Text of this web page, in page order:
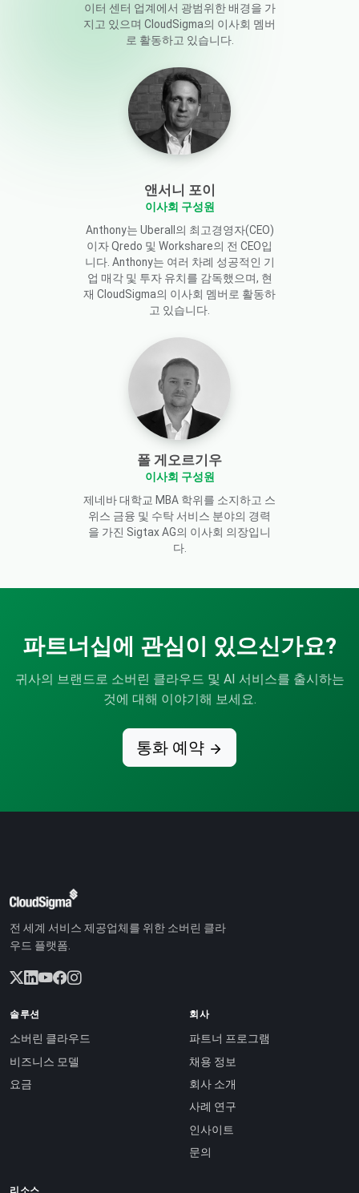
이터 센터 업계에서 광범위한 배경을 가
지고 있으며 CloudSigma의 이사회 멤버
로 활동하고 있습니다.
앤서니 포이
이사회 구성원
Anthony는 Uberall의 최고경영자(CEO)
이자 Qredo 및 Workshare의 전 CEO입
니다. Anthony는 여러 차례 성공적인 기
업 매각 및 투자 유치를 감독했으며, 현
재 CloudSigma의 이사회 멤버로 활동하
고 있습니다.
폴 게오르기우
이사회 구성원
제네바 대학교 MBA 학위를 소지하고 스
위스 금융 및 수탁 서비스 분야의 경력
을 가진 Sigtax AG의 이사회 의장입니
다.
파트너십에 관심이 있으신가요?
귀사의 브랜드로 소버린 클라우드 및 AI 서비스를 출시하는
것에 대해 이야기해 보세요.
통화 예약
전 세계 서비스 제공업체를 위한 소버린 클라
우드 플랫폼.
솔루션
소버린 클라우드
비즈니스 모델
요금
회사
파트너 프로그램
채용 정보
회사 소개
사례 연구
인사이트
문의